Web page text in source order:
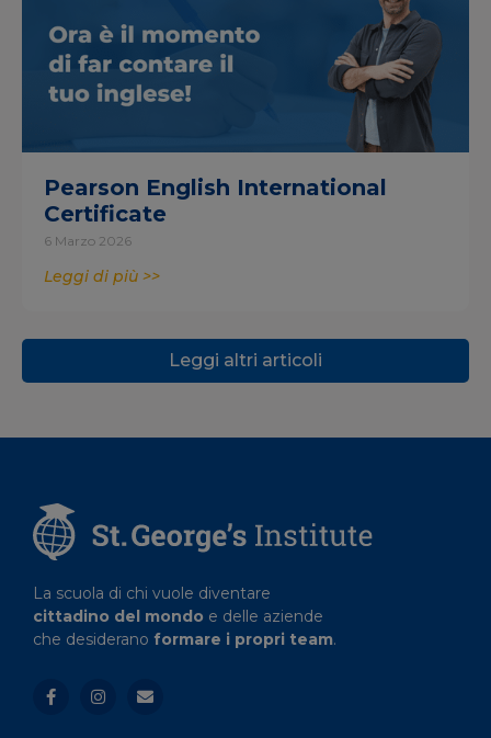
Pearson English International
Certificate
6 Marzo 2026
Leggi di più >>
Leggi altri articoli
La scuola di chi vuole diventare
cittadino del mondo e delle aziende
che desiderano formare i propri team.